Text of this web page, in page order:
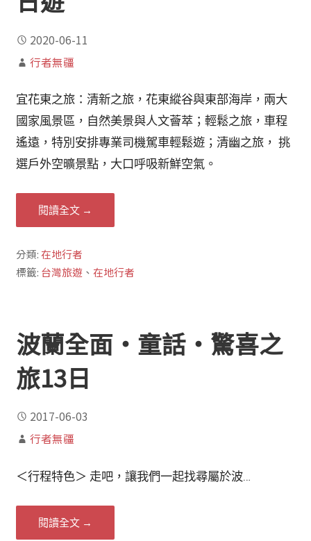
2020-06-11
行者無疆
宜花東之旅：清新之旅，花東縱谷與東部海岸，兩大
國家風景區，自然美景與人文薈萃；輕鬆之旅，車程
遙遠，特別安排專業司機駕車輕鬆遊；清幽之旅， 挑
選戶外空曠景點，大口呼吸新鮮空氣。
閱讀全文 →
分類:在地行者
標籤: 台灣旅遊 、在地行者
波蘭全面‧童話‧驚喜之
旅13日
2017-06-03
行者無疆
＜行程特色＞ 走吧，讓我們一起找尋屬於波…
閱讀全文 →